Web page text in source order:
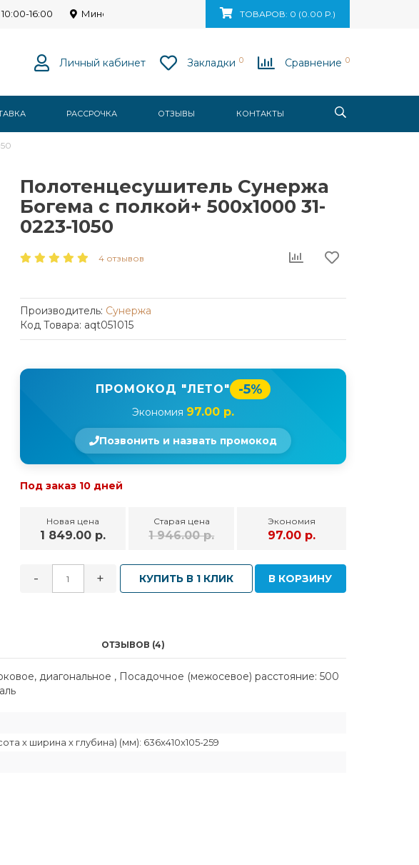
16:00 Минск, ул. Ваупшасова, д. 10, пом. 131ТОВАРОВ: 0 (0.00 Р.)
Личный кабинет Закладки 0 Сравнение 0
РАССРОЧКА ОТЗЫВЫ КОНТАКТЫ
Полотенцесушитель Сунержа
Богема с полкой+ 500x1000 31-
0223-1050
4 отзывов
Производитель: Сунержа
Код Товара: aqt051015
ПРОМОКОД "ЛЕТО" -5%
Экономия 97.00 р.
Позвонить и назвать промокод
Под заказ 10 дней
Новая цена
1 849.00 р.
Старая цена
1 946.00 р.
Экономия
97.00 р.
- + КУПИТЬ В 1 КЛИК В КОРЗИНУ
ОТЗЫВОВ (4)
диагональное , Посадочное (межосевое) расстояние: 500
х ширина х глубина) (мм): 636x410x105-259